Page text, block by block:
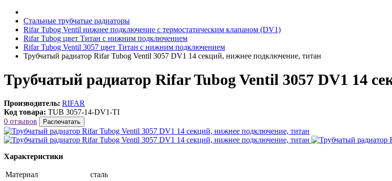
Стальные трубчатые радиаторы
Rifar Tubog Ventil нижнее подключение с термостатическим клапаном (DV1)
Rifar Tubog цвет Титан с нижним подключением
Rifar Tubog Ventil 3057 цвет Титан с нижним подключением
Трубчатый радиатор Rifar Tubog Ventil 3057 DV1 14 секций, нижнее подключение, титан
Трубчатый радиатор Rifar Tubog Ventil 3057 DV1 14
Производитель: RIFAR
Код товара: TUB 3057-14-DV1-TI
0 отзывов
Распечатать
Характеристики
Материал
сталь